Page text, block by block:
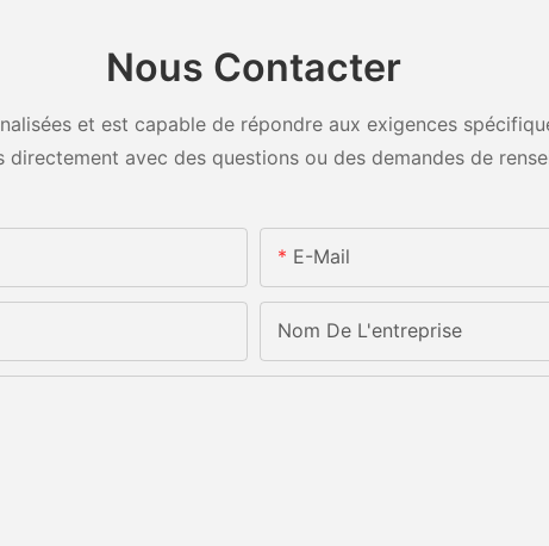
Nous Contacter
et est capable de répondre aux exigences
directement avec des questions ou des demandes de
E-Mail
Nom De L'entreprise